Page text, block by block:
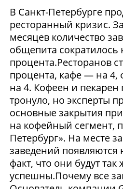
В Санкт-Петербурге
ресторанный кризис.
месяцев количество
общепита сократилось
процента.Ресторанов
процента, кафе — на 4,
на 4. Кофеен и пекарен
тронуло, но эксперты
основные закрытия
на кофейный сегмент,
Петербург». На месте
заведений появляются
факт, что они будут так
успешны.Почему все